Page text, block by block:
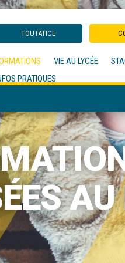
TOUTATICE
VIE AU LYCÉE
PRATIQUES
AU